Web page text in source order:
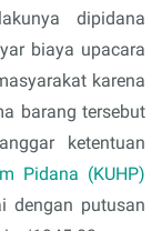
dipidana
biaya upacara
karena
barang tersebut
ketentuan
Pidana (KUHP)
dengan putusan